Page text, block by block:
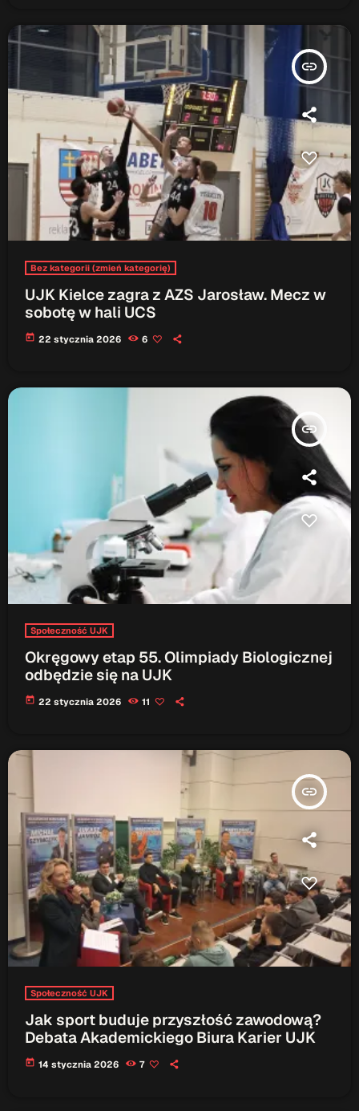
insert_link
Bez kategorii (zmień kategorię)
UJK Kielce zagra z AZS Jarosław. Mecz w
sobotę w hali UCS
today 22 stycznia 2026 6
insert_link
Społeczność UJK
Okręgowy etap 55. Olimpiady Biologicznej
odbędzie się na UJK
today 22 stycznia 2026 11
insert_link
Społeczność UJK
Jak sport buduje przyszłość zawodową?
Debata Akademickiego Biura Karier UJK
today 14 stycznia 2026 7